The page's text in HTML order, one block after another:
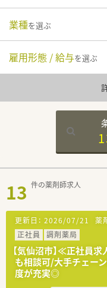
業種を選ぶ
雇用形態 / 給与を選ぶ
13 件の薬剤師求人
更新日： 2026/07/21 薬
正社員
調剤薬局
【気仙沼市】≪正社員
も相談可/大手チェー
度が充実◎